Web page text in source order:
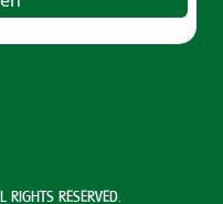
RESERVED.